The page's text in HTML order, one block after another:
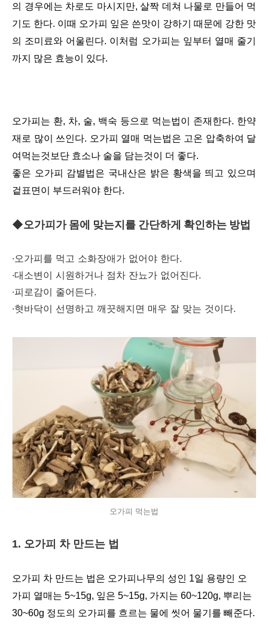
의 경우에는 차로도 마시지만, 살짝 데쳐 나물로 만들어 먹
기도 한다. 이때 오가피 잎은 쓴맛이 강하기 때문에 강한 맛
의 조미료와 어울린다. 이처럼 오가피는 잎부터 열매 줄기
까지 많은 효능이 있다.
오가피는 환, 차, 술, 백숙 등으로 먹는법이 존재한다. 한약
재로 많이 쓰인다. 오가피 열매 먹는법은 고온 압축하여 달
여먹는것보단 효소나 술을 담는것이 더 좋다.
좋은 오가피 감별법은 국내산은 밝은 황색을 띄고 있으며
겉표면이 부드러워야 한다.
◆오가피가 몸에 맞는지를 간단하게 확인하는 방법
·오가피를 먹고 소화장애가 없어야 한다.
·대소변이 시원하거나 점차 잔뇨가 없어진다.
·피로감이 줄어든다.
·혓바닥이 선명하고 깨끗해지면 매우 잘 맞는 것이다.
오가피 먹는법
1. 오가피 차 만드는 법
오가피 차 만드는 법은 오가피나무의 성인 1일 용량인 오
가피 열매는 5~15g, 잎은 5~15g, 가지는 60~120g, 뿌리는
30~60g 정도의 오가피를 흐르는 물에 씻어 물기를 빼준다.